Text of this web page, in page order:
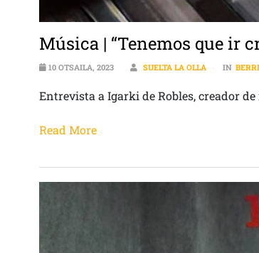
Música | “Tenemos que ir
10 OTSAILA, 2023 SUELTA LA OLLA IN
Entrevista a Igarki de Robles, creador
Read More